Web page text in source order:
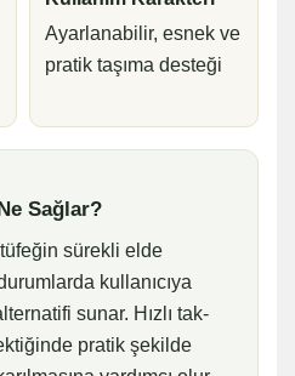
Ayarlanabilir, esnek ve
pratik taşıma desteği
Sağlar?
tüfeğin sürekli elde
kullanıcıya
sunar. Hızlı tak-
pratik şekilde